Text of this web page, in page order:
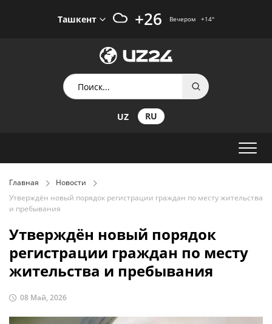
Ташкент +26 Вечером +14°
UZ RU
Главная
Новости
Утверждён новый порядок регистрации граждан по месту жительства
и пребывания
Утверждён новый порядок
регистрации граждан по месту
жительства и пребывания
08 Май, 2026